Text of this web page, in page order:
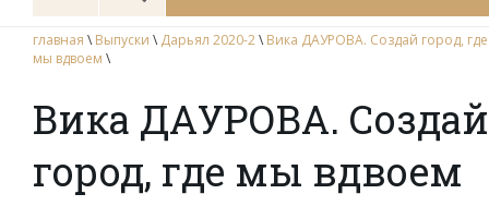
главная \ Выпуски \ Дарьял 2020-2\ Вика ДАУРОВА. Создай город, где
мы вдвоем \
Вика ДАУРОВА. Создай
город, где мы вдвоем